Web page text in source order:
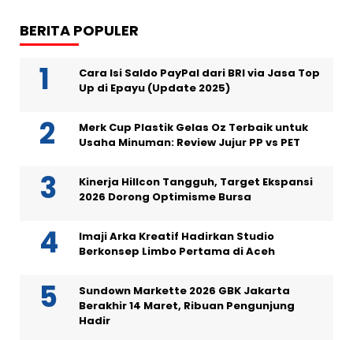
BERITA POPULER
Cara Isi Saldo PayPal dari BRI via Jasa Top
Up di Epayu (Update 2025)
Merk Cup Plastik Gelas Oz Terbaik untuk
Usaha Minuman: Review Jujur PP vs PET
Kinerja Hillcon Tangguh, Target Ekspansi
2026 Dorong Optimisme Bursa
Imaji Arka Kreatif Hadirkan Studio
Berkonsep Limbo Pertama di Aceh
Sundown Markette 2026 GBK Jakarta
Berakhir 14 Maret, Ribuan Pengunjung
Hadir